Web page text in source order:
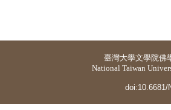
臺灣大學文學院佛
National Taiwan
doi:10.6681/